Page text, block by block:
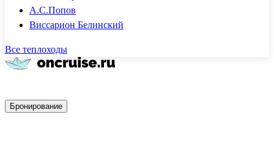
А.С.Попов
Виссарион Белинский
Все теплоходы
Бронирование